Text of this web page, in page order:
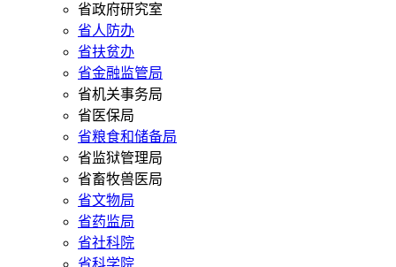
省政府研究室
省人防办
省扶贫办
省金融监管局
省机关事务局
省医保局
省粮食和储备局
省监狱管理局
省畜牧兽医局
省文物局
省药监局
省社科院
省科学院